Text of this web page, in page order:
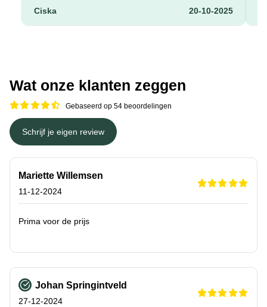
Ciska 20-10-2025
Wat onze klanten zeggen
Gebaseerd op 54 beoordelingen
Schrijf je eigen review
Mariette Willemsen
11-12-2024
Prima voor de prijs
Johan Springintveld
27-12-2024